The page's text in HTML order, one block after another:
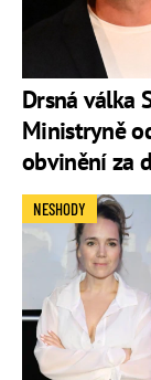
Drsná válka
Ministryně
obvinění za
NESHODY